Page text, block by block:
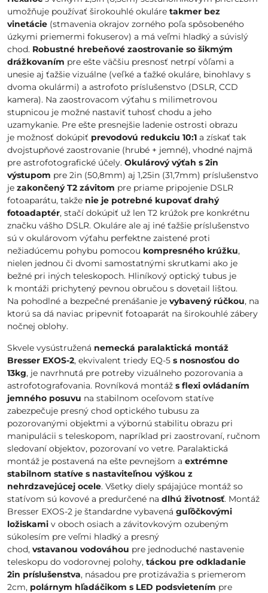
umožňuje používať širokouhlé okuláre takmer bez
vinetácie (stmavenia okrajov zorného poľa spôsobeného
úzkymi priemermi fokuserov) a má veľmi hladký a súvislý
chod. Robustné hrebeňové zaostrovanie so šikmým
drážkovaním pre ešte väčšiu presnosť netrpí vôľami a
unesie aj ťažšie vizuálne (veľké a ťažké okuláre, binohlavy s
dvoma okulármi) a astrofoto príslušenstvo (DSLR, CCD
kamera). Na zaostrovacom výťahu s milimetrovou
stupnicou je možné nastaviť tuhosť chodu a jeho
uzamykanie. Pre ešte presnejšie ladenie ostrosti obrazu
je možnosť dokúpiť prevodovú redukciu 10:1 a získať tak
dvojstupňové zaostrovanie (hrubé + jemné), vhodné najmä
pre astrofotografické účely. Okulárový výťah s 2in
výstupom pre 2in (50,8mm) aj 1,25in (31,7mm) príslušenstvo
je zakončený T2 závitom pre priame pripojenie DSLR
fotoaparátu, takže nie je potrebné kupovať drahý
fotoadaptér, stačí dokúpiť už len T2 krúžok pre konkrétnu
značku vášho DSLR. Okuláre ale aj iné ťažšie príslušenstvo
sú v okulárovom výťahu perfektne zaistené proti
nežiadúcemu pohybu pomocou kompresného krúžku,
nielen jednou či dvomi samostatnými skrutkami ako je
bežné pri iných teleskopoch. Hliníkový optický tubus je
k montáži prichytený pevnou obručou s dovetail lištou.
Na pohodlné a bezpečné prenášanie je vybavený rúčkou, na
ktorú sa dá naviac pripevniť fotoaparát na širokouhlé zábery
nočnej oblohy.
Skvele vysústružená nemecká paralaktická montáž
Bresser EXOS-2, ekvivalent triedy EQ-5 s nosnosťou do
13kg, je navrhnutá pre potreby vizuálneho pozorovania a
astrofotografovania. Rovníková montáž s flexi ovládaním
jemného posuvu na stabilnom oceľovom statíve
zabezpečuje presný chod optického tubusu za
pozorovanými objektmi a výbornú stabilitu obrazu pri
manipulácii s teleskopom, napríklad pri zaostrovaní, ručnom
sledovaní objektov, pozorovaní vo vetre. Paralaktická
montáž je postavená na ešte pevnejšom a extrémne
stabilnom statíve s nastaviteľnou výškou z
nehrdzavejúcej ocele. Všetky diely spájajúce montáž so
statívom sú kovové a predurčené na dlhú životnosť. Montáž
Bresser EXOS-2 je štandardne vybavená guľôčkovými
ložiskami v oboch osiach a závitovkovým ozubeným
súkolesím pre veľmi hladký a presný
chod, vstavanou vodováhou pre jednoduché nastavenie
teleskopu do vodorovnej polohy, táckou pre odkladanie
2in príslušenstva, násadou pre protizávažia s priemerom
2cm, polárnym hľadáčikom s LED podsvietením pre